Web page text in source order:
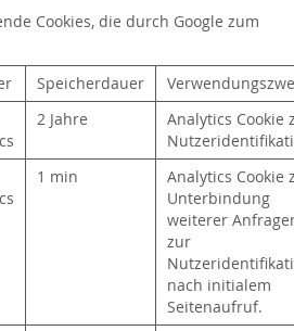
Cookies, die durch Google zum
Speicherdauer
2 Jahre
Analytics Cookie
1 min
Analytics Cookie
Unterbindung
weiterer
zur
nach initialem
Seitenaufruf.